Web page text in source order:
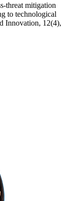
threat mitigation
to technological
Innovation, 12(4),